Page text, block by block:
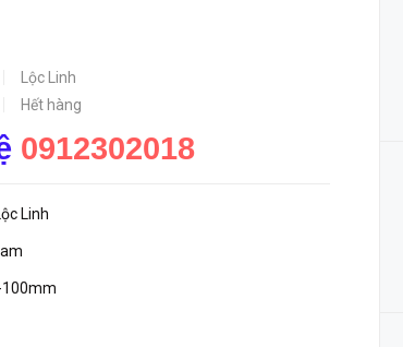
Lộc Linh
Hết hàng
0912302018
Linh
100mm